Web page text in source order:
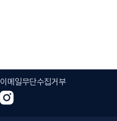
이메일무단수집거부